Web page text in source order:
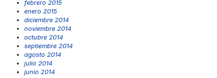
febrero 2015
enero 2015
diciembre 2014
noviembre 2014
octubre 2014
septiembre 2014
agosto 2014
julio 2014
junio 2014